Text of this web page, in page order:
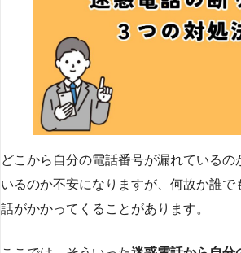
どこから自分の電話番号が漏れているの
いるのか不安になりますが、何故か誰で
話がかかってくることがあります。